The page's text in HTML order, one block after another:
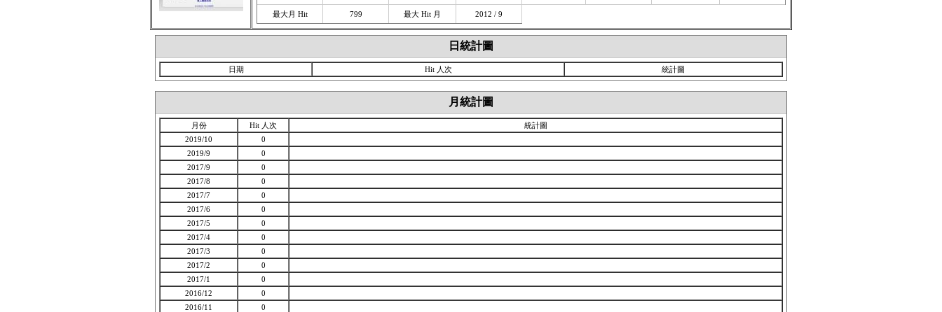
最大月 Hit 799 最大 Hit 月 2012 / 9
日統計圖
日期 Hit 人次 統計圖
月統計圖
月份 Hit 人次
統計圖
2019/10
0
2019/9
0
2017/9
0
2017/8
0
2017/7
0
2017/6
0
2017/5
0
2017/4
0
2017/3
0
2017/2
0
2017/1
0
2016/12
0
2016/11
0